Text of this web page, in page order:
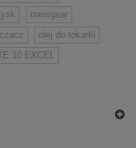
transgear
olej do tokarki
10 EXCEL